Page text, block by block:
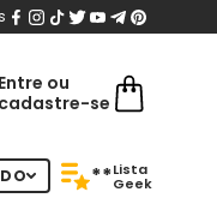
Entre ou
cadastre-se
**Lista
Geek